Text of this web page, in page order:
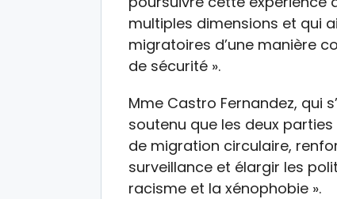
multiples dimensions et qui
migratoires d’une manière
de sécurité ».
Mme Castro Fernandez, qui
soutenu que les deux
de migration circulaire,
surveillance et élargir les
racisme et la xénophobie ».